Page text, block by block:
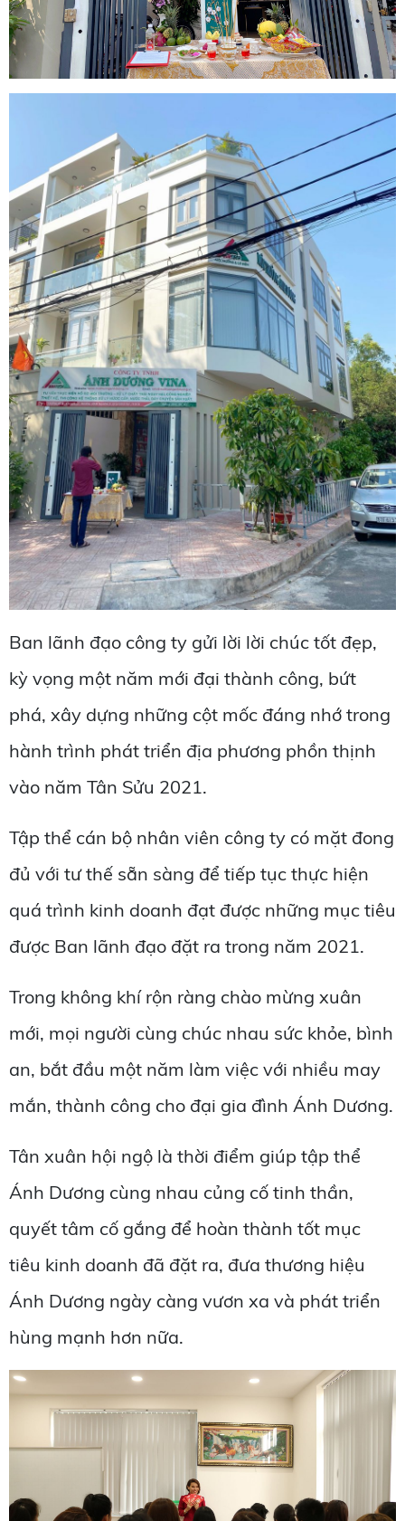
Ban lãnh đạo công ty gửi lời lời chúc tốt đẹp,
kỳ vọng một năm mới đại thành công, bứt
phá, xây dựng những cột mốc đáng nhớ trong
hành trình phát triển địa phương phồn thịnh
vào năm Tân Sửu 2021.
Tập thể cán bộ nhân viên công ty có mặt đong
đủ với tư thế sẵn sàng để tiếp tục thực hiện
quá trình kinh doanh đạt được những mục tiêu
được Ban lãnh đạo đặt ra trong năm 2021.
Trong không khí rộn ràng chào mừng xuân
mới, mọi người cùng chúc nhau sức khỏe, bình
an, bắt đầu một năm làm việc với nhiều may
mắn, thành công cho đại gia đình Ánh Dương.
Tân xuân hội ngộ là thời điểm giúp tập thể
Ánh Dương cùng nhau củng cố tinh thần,
quyết tâm cố gắng để hoàn thành tốt mục
tiêu kinh doanh đã đặt ra, đưa thương hiệu
Ánh Dương ngày càng vươn xa và phát triển
hùng mạnh hơn nữa.